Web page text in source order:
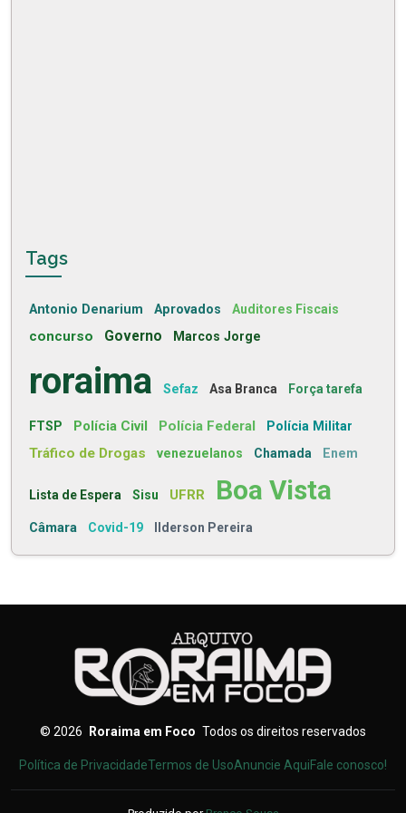
Tags
Antonio Denarium Aprovados Auditores Fiscais
concurso Governo Marcos Jorge
roraima Sefaz Asa Branca Força tarefa
FTSP Polícia Civil Polícia Federal Polícia Militar
Tráfico de Drogas venezuelanos Chamada Enem
Lista de Espera Sisu UFRR Boa Vista
Câmara Covid-19 Ilderson Pereira
© 2026 Roraima em Foco Todos os direitos reservados
Política de PrivacidadeTermos de UsoAnuncie AquiFale conosco!